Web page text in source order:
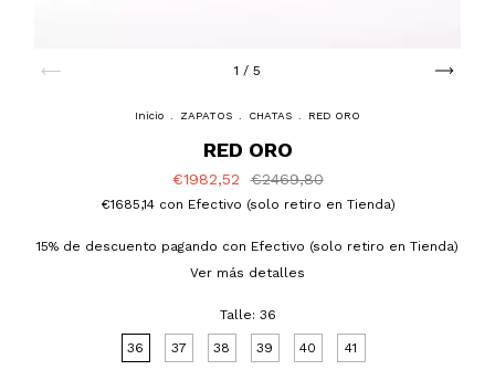
1 / 5
Inicio ZAPATOS CHATAS RED ORO
RED ORO
€1982,52 €2469,80
€1685,14 con Efectivo (solo retiro en Tienda)
15% de descuento pagando con Efectivo (solo retiro en Tienda)
Ver más detalles
Talle: 36
36 37 38 39 40 41